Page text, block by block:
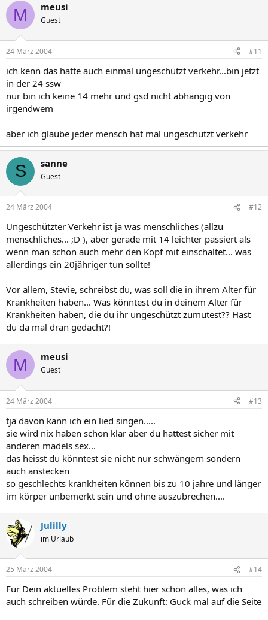
M meusi
Guest
24 März 2004 #11
ich kenn das hatte auch einmal ungeschützt verkehr...bin jetzt
in der 24 ssw
nur bin ich keine 14 mehr und gsd nicht abhängig von
irgendwem
aber ich glaube jeder mensch hat mal ungeschützt verkehr
S sanne
Guest
24 März 2004 #12
Ungeschützter Verkehr ist ja was menschliches (allzu
menschliches... ;D ), aber gerade mit 14 leichter passiert als
wenn man schon auch mehr den Kopf mit einschaltet... was
allerdings ein 20jähriger tun sollte!
Vor allem, Stevie, schreibst du, was soll die in ihrem Alter für
Krankheiten haben... Was könntest du in deinem Alter für
Krankheiten haben, die du ihr ungeschützt zumutest?? Hast
du da mal dran gedacht?!
M meusi
Guest
24 März 2004 #13
tja davon kann ich ein lied singen.....
sie wird nix haben schon klar aber du hattest sicher mit
anderen mädels sex...
das heisst du könntest sie nicht nur schwängern sondern
auch anstecken
so geschlechts krankheiten können bis zu 10 jahre und länger
im körper unbemerkt sein und ohne auszubrechen....
Julilly
im Urlaub
25 März 2004 #14
Für Dein aktuelles Problem steht hier schon alles, was ich
auch schreiben würde. Für die Zukunft: Guck mal auf die Seite